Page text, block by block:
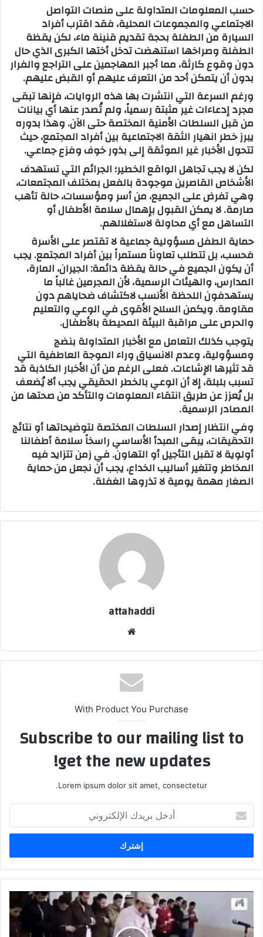
حسب المعلومات المتداولة على منصات التواصل
الاجتماعي والمجموعات المحلية، فقد اقترب أفراد
السيارة من الطفلة بحجة تقديم قنينة ماء، لكن يقظة
الطفلة وصراخها استنهضت تدخل أختها الكبرى الذي حال
دون وقوع كارثة، مما أجبر المهاجمين على التراجع والفرار
بدون أن يتمكن أحد من التعرف عليهم أو القبض عليهم.
ورغم السرعة التي انتشرت بها هذه الروايات، فإنها تبقى
مجرد إدعاءات غير مثبتة رسمياً، ولم تُصدر عنها أي بيانات
من قبل السلطات الأمنية المختصة حتى الآن. وهذا بدوره
يبرز خطر انهيار الثقة الاجتماعية بين أفراد المجتمع، حيث
تتحول الأخبار غير الموثقة إلى بذور خوف وفزع جماعي.
لكن لا يجب تجاهل الواقع الخطير؛ الجرائم التي تستهدف
الأشخاص القاصرين موجودة بالفعل بمختلف المجتمعات،
وهي تفرض على الجميع، من أسر ومؤسسات، حالة تأهب
صارمة. لا يمكن القبول بإهمال سلامة الأطفال أو
التساهل مع أي محاولة لاستغلالهم.
حماية الطفل مسؤولية جماعية لا تقتصر على الأسرة
فحسب، بل تتطلب تعاوناً مستمراً بين أفراد المجتمع. يجب
أن يكون الجميع في حالة يقظة دائمة: الجيران، المارة،
المدارس، والهيئات الرسمية، لأن المجرمين غالباً ما
يستهدفون اللحظة الأنسب لاكتشاف ضحاياهم دون
مقاومة. ويكمن السلاح الأقوى في الوعي والتعليم
والحرص على مراقبة البيئة المحيطة بالأطفال.
يتوجب كذلك التعامل مع الأخبار المتداولة بنضج
ومسؤولية، وعدم الانسياق وراء الموجة العاطفية التي
قد تثيرها الإشاعات. فعلى الرغم من أن الأخبار الكاذبة قد
تسبب بلبلة، إلا أن الوعي بالخطر الحقيقي يجب ألا يُضعف
بل يُعزز عن طريق انتقاء المعلومات والتأكد من صحتها من
المصادر الرسمية.
وفي انتظار إصدار السلطات المختصة لتوضيحاتها أو نتائج
التحقيقات، يبقى المبدأ الأساسي راسخاً سلامة أطفالنا
أولوية لا تقبل التأجيل أو التهاون. في زمن تتزايد فيه
المخاطر وتتغير أساليب الخداع، يجب أن نجعل من حماية
الصغار مهمة يومية لا تذروها الغفلة.
attahaddi
الوي
ب
With Product You Purchase
Subscribe to our mailing list to
get the new updates!
Lorem ipsum dolor sit amet, consectetur.
خ
ب
ر
ل